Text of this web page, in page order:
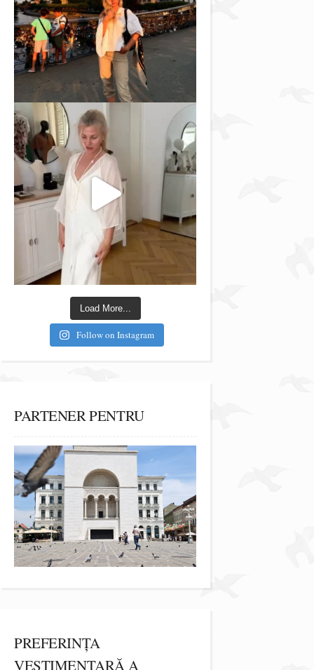
Load More...
Follow on Instagram
PARTENER PENTRU
PREFERINȚA
VESTIMENTARĂ A